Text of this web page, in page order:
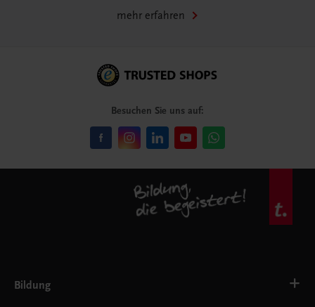
mehr erfahren
Besuchen Sie uns auf:
Bildung